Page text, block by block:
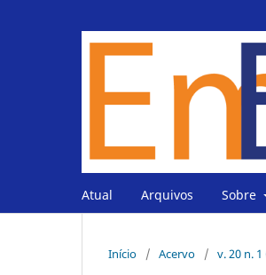
Atual Arquivos Sobre
Início / Acervo / v. 20 n.